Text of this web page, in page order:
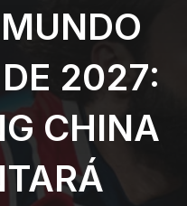
2027:
CHINA